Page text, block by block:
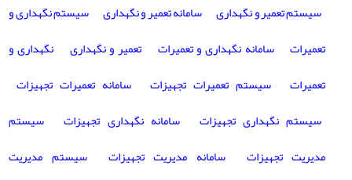
سیستم تعمیر و نگهداری سامانه تعمیر و نگهداری
سیستم نگهداری و
تعمیرات
سامانه نگهداری و تعمیرات تعمیر و نگهداری
نگهداری و
تعمیرات
سیستم تعمیرات تجهیزات
سامانه تعمیرات تجهیزات
سیستم نگهداری تجهیزات
سامانه نگهداری تجهیزات
سیستم
مدیریت تجهیزات
سامانه مدیریت تجهیزات
سیستم مدیریت